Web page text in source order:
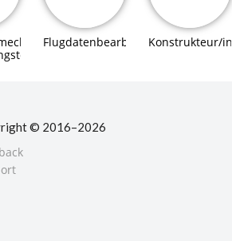
in
Flugdatenbearbeiter/inKonstrukteur/in
© 2016–2026